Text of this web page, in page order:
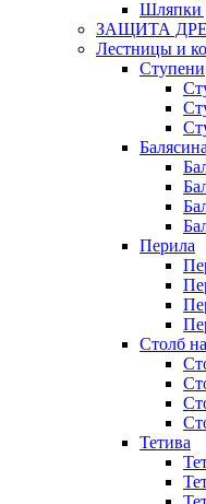
Шляпки
ЗАЩИТА
Лестницы и
Ступени
Балясина
Перила
Столб
Тетива